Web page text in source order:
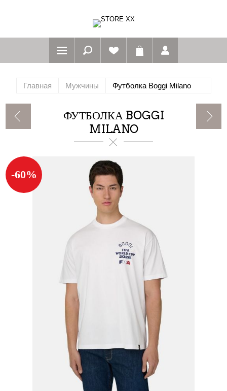
Главная Мужчины Футболка Boggi Milano
ФУТБОЛКА BOGGI
MILANO
-60%